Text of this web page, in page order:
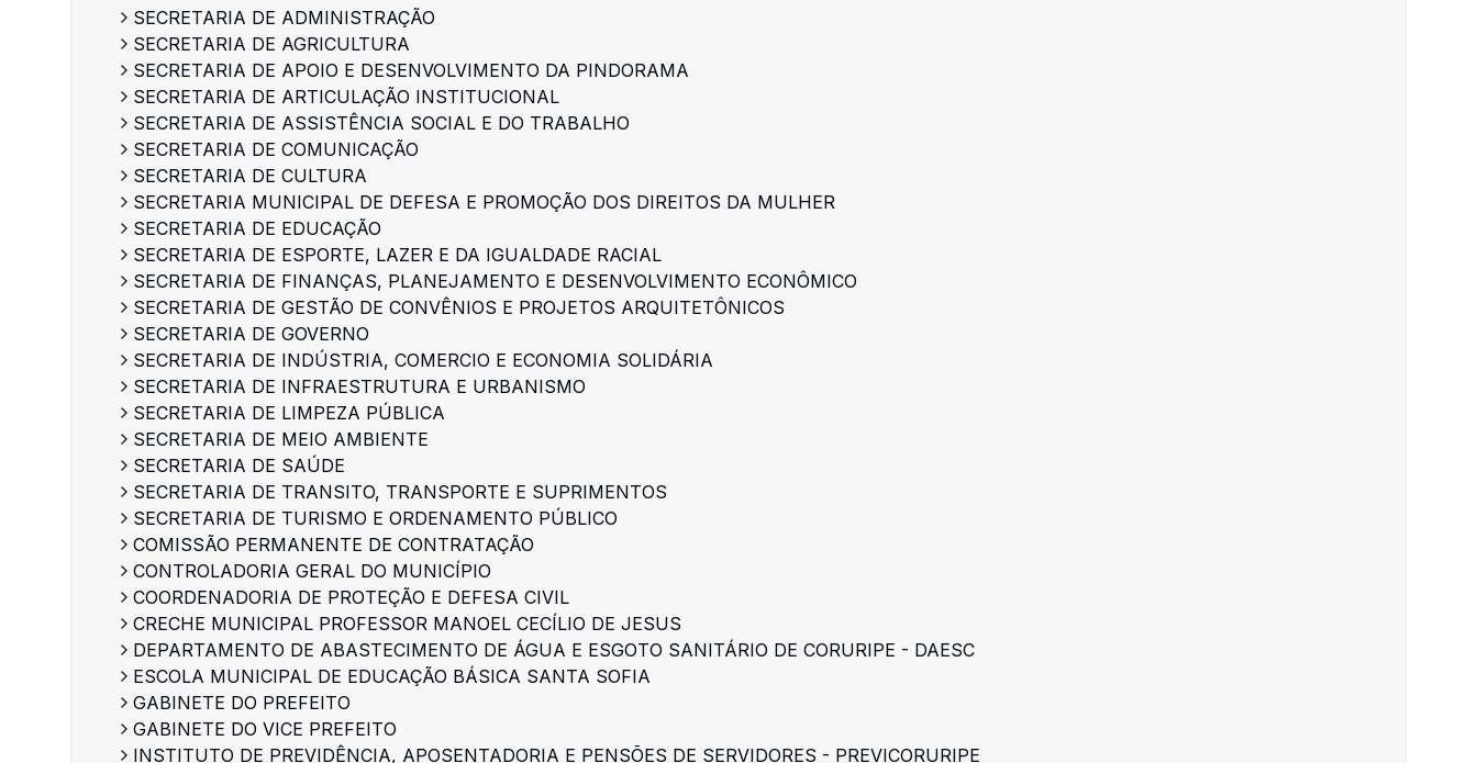
SECRETARIA DE ADMINISTRAÇÃO
SECRETARIA DE AGRICULTURA
SECRETARIA DE APOIO E DESENVOLVIMENTO DA PINDORAMA
SECRETARIA DE ARTICULAÇÃO INSTITUCIONAL
SECRETARIA DE ASSISTÊNCIA SOCIAL E DO TRABALHO
SECRETARIA DE COMUNICAÇÃO
SECRETARIA DE CULTURA
SECRETARIA MUNICIPAL DE DEFESA E PROMOÇÃO DOS DIREITOS DA MULHER
SECRETARIA DE EDUCAÇÃO
SECRETARIA DE ESPORTE, LAZER E DA IGUALDADE RACIAL
SECRETARIA DE FINANÇAS, PLANEJAMENTO E DESENVOLVIMENTO ECONÔMICO
SECRETARIA DE GESTÃO DE CONVÊNIOS E PROJETOS ARQUITETÔNICOS
SECRETARIA DE GOVERNO
SECRETARIA DE INDÚSTRIA, COMERCIO E ECONOMIA SOLIDÁRIA
SECRETARIA DE INFRAESTRUTURA E URBANISMO
SECRETARIA DE LIMPEZA PÚBLICA
SECRETARIA DE MEIO AMBIENTE
SECRETARIA DE SAÚDE
SECRETARIA DE TRANSITO, TRANSPORTE E SUPRIMENTOS
SECRETARIA DE TURISMO E ORDENAMENTO PÚBLICO
COMISSÃO PERMANENTE DE CONTRATAÇÃO
CONTROLADORIA GERAL DO MUNICÍPIO
COORDENADORIA DE PROTEÇÃO E DEFESA CIVIL
CRECHE MUNICIPAL PROFESSOR MANOEL CECÍLIO DE JESUS
DEPARTAMENTO DE ABASTECIMENTO DE ÁGUA E ESGOTO SANITÁRIO DE CORURIPE - DAESC
ESCOLA MUNICIPAL DE EDUCAÇÃO BÁSICA SANTA SOFIA
GABINETE DO PREFEITO
GABINETE DO VICE PREFEITO
INSTITUTO DE PREVIDÊNCIA, APOSENTADORIA E PENSÕES DE SERVIDORES - PREVICORURIPE